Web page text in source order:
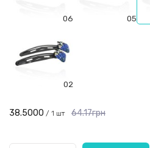
06 05
02
64.17грн
38.5000 / 1 шт